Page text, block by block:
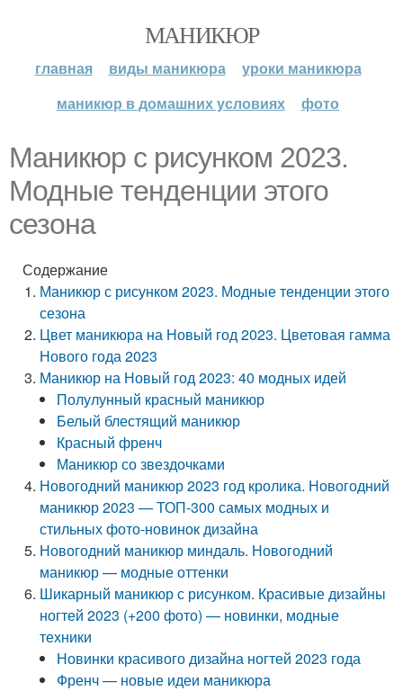
МАНИКЮР
главная виды маникюра
уроки маникюра
маникюр в домашних условиях
фото
Маникюр с рисунком 2023.
Модные тенденции этого
сезона
Содержание
Маникюр с рисунком 2023. Модные тенденции этого
сезона
Цвет маникюра на Новый год 2023. Цветовая гамма
Нового года 2023
Маникюр на Новый год 2023: 40 модных идей
Полулунный красный маникюр
Белый блестящий маникюр
Красный френч
Маникюр со звездочками
Новогодний маникюр 2023 год кролика. Новогодний
маникюр 2023 — ТОП-300 самых модных и
стильных фото-новинок дизайна
Новогодний маникюр миндаль. Новогодний
маникюр — модные оттенки
Шикарный маникюр с рисунком. Красивые дизайны
ногтей 2023 (+200 фото) — новинки, модные
техники
Новинки красивого дизайна ногтей 2023 года
Френч — новые идеи маникюра